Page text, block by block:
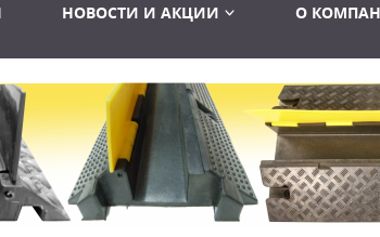
Декор
V
240 V
Лампы UV TUV HNS
Лампы видеопроекторные
Пускорегулирующая
Инструменты
Готовые комплекты
Конструктор МИКРОСЦЕНА
Лебёдки и Аксессуары
Фермы Штативы Стойки
6и канальные модули
НОВОСТИ И АКЦИИ О